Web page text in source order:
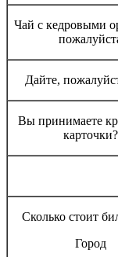
Чай с кедровыми
Дайте,
Вы принимаете
карточки?
Сколько стоит
Город